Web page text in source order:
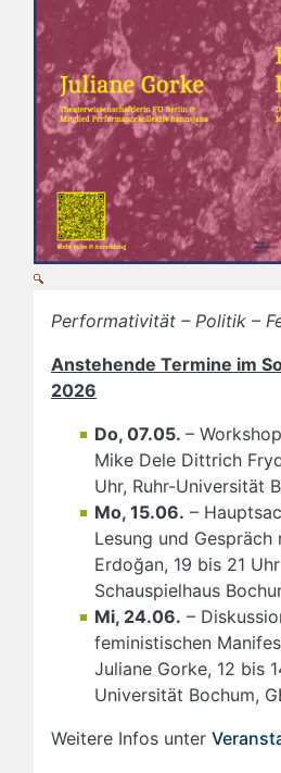
Performativität – Politik –
Anstehende Termine im
2026
Do, 07.05. –
Mike Dele Dittrich
Uhr, Ruhr-Universität
Mo, 15.06. –
Lesung und Gespräch
Erdoğan, 19 bis 21
Schauspielhaus
Mi, 24.06. –
feministischen
Juliane Gorke, 12 bis
Universität Bochum,
Weitere Infos unter